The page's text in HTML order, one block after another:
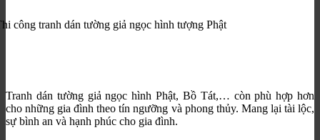
công tranh dán tường giả ngọc hình tượng Phật
Tranh dán tường giả ngọc hình Phật, Bồ Tát,… còn phù hợp hơn
cho những gia đình theo tín ngưỡng và phong thủy. Mang lại tài lộc,
sự bình an và hạnh phúc cho gia đình.